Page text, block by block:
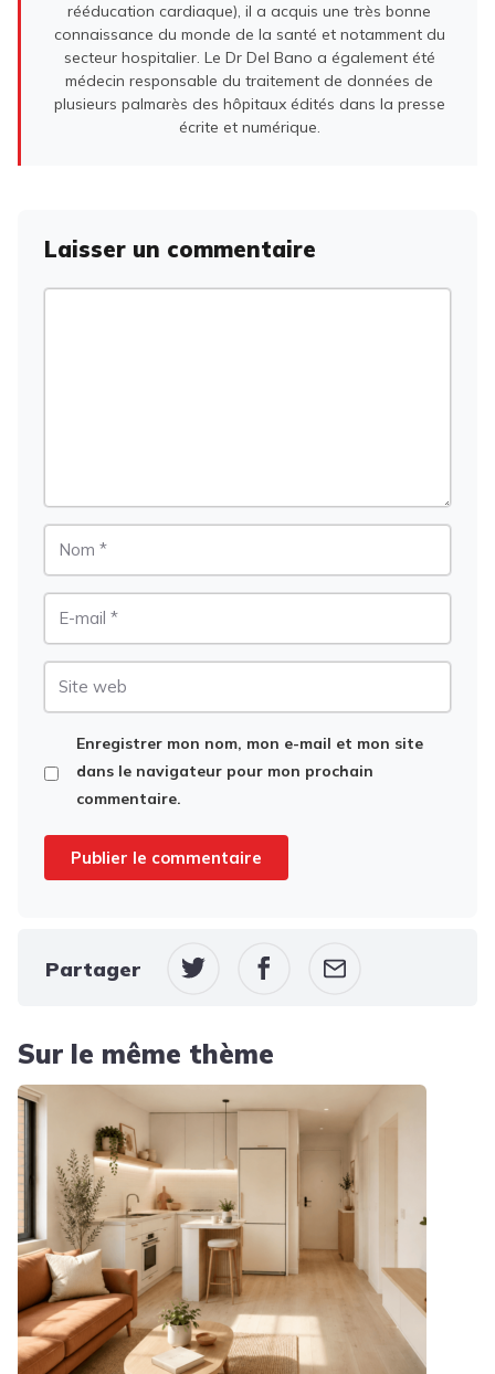
rééducation cardiaque), il a acquis une très bonne
connaissance du monde de la santé et notamment du
secteur hospitalier. Le Dr Del Bano a également été
médecin responsable du traitement de données de
plusieurs palmarès des hôpitaux édités dans la presse
écrite et numérique.
Laisser un commentaire
Enregistrer mon nom, mon e-mail et mon site
dans le navigateur pour mon prochain
commentaire.
Partager
Sur le même thème